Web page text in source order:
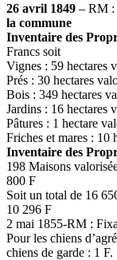
26 avril 1849 – RM :
la commune
Inventaire des
Francs soit
Vignes : 59 hectares
Prés : 30 hectares
Bois : 349 hectares
Jardins : 16 hectares
Pâtures : 1 hectare
Friches et mares : 10
Inventaire des
198 Maisons
800 F
Soit un total de 16
10 296 F
2 mai 1855-RM :
Pour les chiens
chiens de garde : 1 F.